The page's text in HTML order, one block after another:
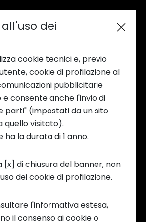
dei
cookie tecnici e, previo
cookie di profilazione al
pubblicitarie
e consente anche l'invio di
parti" (impostati da un sito
quello visitato).
ha la durata di 1 anno.
[x] di chiusura del banner, non
dei cookie di profilazione.
l'informativa estesa,
il consenso ai cookie o